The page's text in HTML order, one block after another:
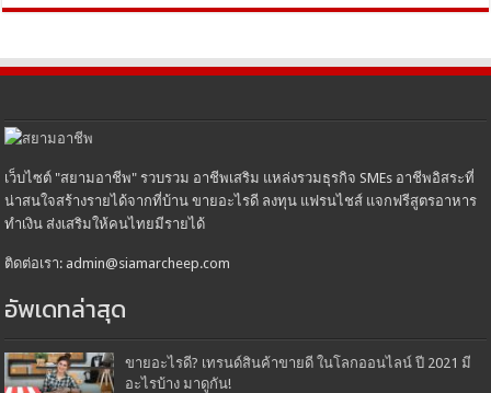
เว็บไซต์ "สยามอาชีพ" รวบรวม อาชีพเสริม แหล่งรวมธุรกิจ SMEs อาชีพอิสระที่
น่าสนใจสร้างรายได้จากที่บ้าน ขายอะไรดี ลงทุน แฟรนไชส์ แจกฟรีสูตรอาหาร
ทำเงิน ส่งเสริมให้คนไทยมีรายได้
ติดต่อเรา: admin@siamarcheep.com
อัพเดทล่าสุด
ขายอะไรดี? เทรนด์สินค้าขายดี ในโลกออนไลน์ ปี 2021 มี
อะไรบ้าง มาดูกัน!